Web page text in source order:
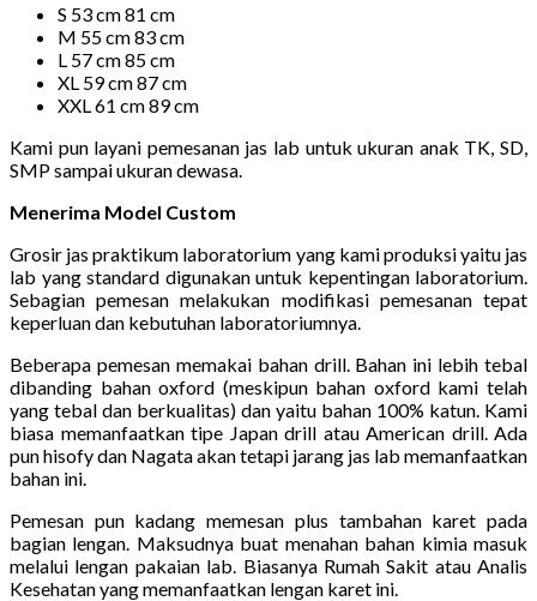
S 53 cm 81 cm
M 55 cm 83 cm
L 57 cm 85 cm
XL 59 cm 87 cm
XXL 61 cm 89 cm
Kami pun layani pemesanan jas lab untuk ukuran anak TK, SD,
SMP sampai ukuran dewasa.
Menerima Model Custom
Grosir jas praktikum laboratorium yang kami produksi yaitu jas
lab yang standard digunakan untuk kepentingan laboratorium.
Sebagian pemesan melakukan modifikasi pemesanan tepat
keperluan dan kebutuhan laboratoriumnya.
Beberapa pemesan memakai bahan drill. Bahan ini lebih tebal
dibanding bahan oxford (meskipun bahan oxford kami telah
yang tebal dan berkualitas) dan yaitu bahan 100% katun. Kami
biasa memanfaatkan tipe Japan drill atau American drill. Ada
pun hisofy dan Nagata akan tetapi jarang jas lab memanfaatkan
bahan ini.
Pemesan pun kadang memesan plus tambahan karet pada
bagian lengan. Maksudnya buat menahan bahan kimia masuk
melalui lengan pakaian lab. Biasanya Rumah Sakit atau Analis
Kesehatan yang memanfaatkan lengan karet ini.